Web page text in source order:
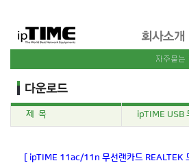
제 목 ipTIME USB
[ ipTIME 11ac/11n 무선랜카드